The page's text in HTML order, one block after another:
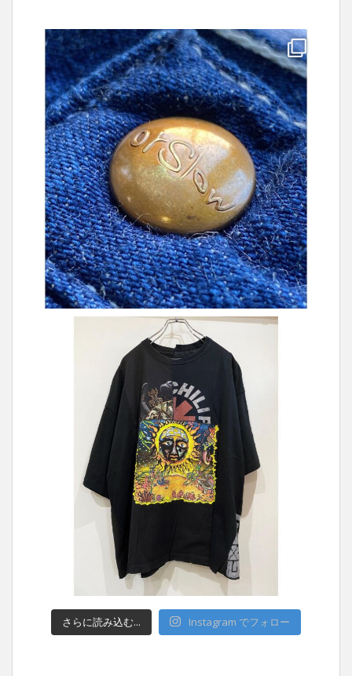
さらに読み込む... Instagram でフォロー